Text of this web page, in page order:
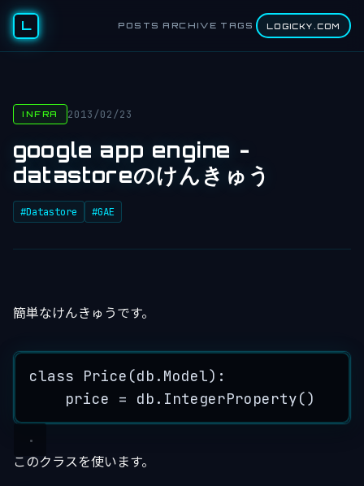
L POSTS ARCHIVE TAGS LOGICKY.COM
INFRA 2013/02/23
google app engine -
datastoreのけんきゅう
#Datastore #GAE
簡単なけんきゅうです。
class Price (db . Model):
price = db . IntegerProperty()
このクラスを使います。